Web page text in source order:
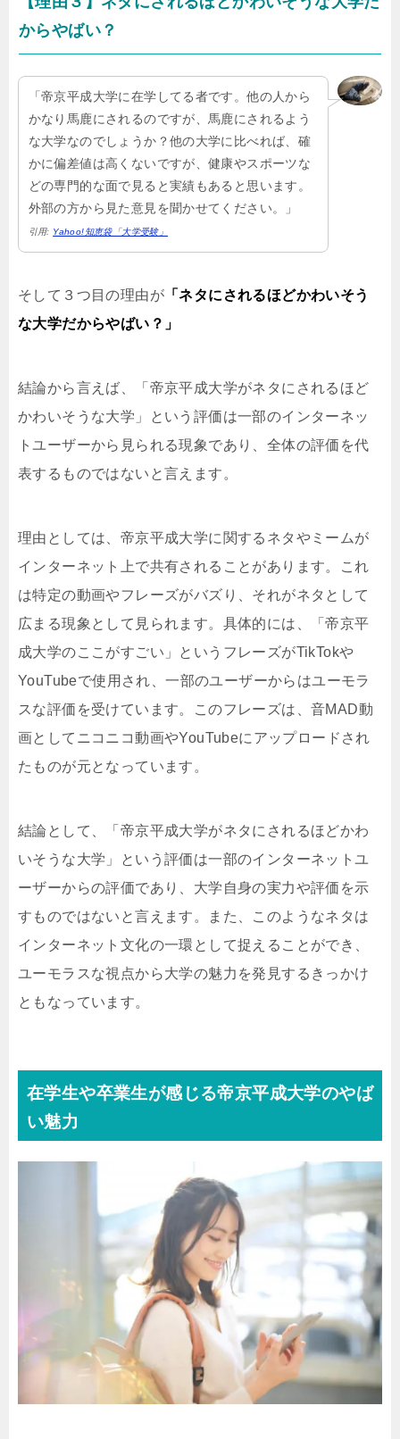
からやばい？
「帝京平成大学に在学してる者です。他の人から
かなり馬鹿にされるのですが、馬鹿にされるよう
な大学なのでしょうか？他の大学に比べれば、確
かに偏差値は高くないですが、健康やスポーツな
どの専門的な面で見ると実績もあると思います。
外部の方から見た意見を聞かせてください。」
引用: Yahoo!知恵袋「大学受験」
そして３つ目の理由が 「ネタにされるほどかわいそう
な大学だからやばい？」
結論から言えば、「帝京平成大学がネタにされるほど
かわいそうな大学」という評価は一部のインターネッ
トユーザーから見られる現象であり、全体の評価を代
表するものではないと言えます。
理由としては、帝京平成大学に関するネタやミームが
インターネット上で共有されることがあります。これ
は特定の動画やフレーズがバズり、それがネタとして
広まる現象として見られます。具体的には、「帝京平
成大学のここがすごい」というフレーズがTikTokや
YouTubeで使用され、一部のユーザーからはユーモラ
スな評価を受けています。このフレーズは、音MAD動
画としてニコニコ動画やYouTubeにアップロードされ
たものが元となっています。
結論として、「帝京平成大学がネタにされるほどかわ
いそうな大学」という評価は一部のインターネットユ
ーザーからの評価であり、大学自身の実力や評価を示
すものではないと言えます。また、このようなネタは
インターネット文化の一環として捉えることができ、
ユーモラスな視点から大学の魅力を発見するきっかけ
ともなっています。
在学生や卒業生が感じる帝京平成大学のやば
い魅力